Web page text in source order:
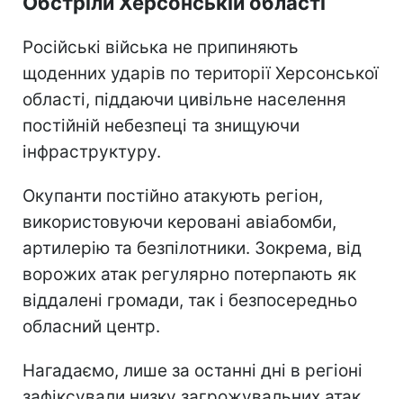
Російські війська не припиняють
щоденних ударів по території Херсонської
області, піддаючи цивільне населення
постійній небезпеці та знищуючи
інфраструктуру.
Окупанти постійно атакують регіон,
використовуючи керовані авіабомби,
артилерію та безпілотники. Зокрема, від
ворожих атак регулярно потерпають як
віддалені громади, так і безпосередньо
обласний центр.
Нагадаємо, лише за останні дні в регіоні